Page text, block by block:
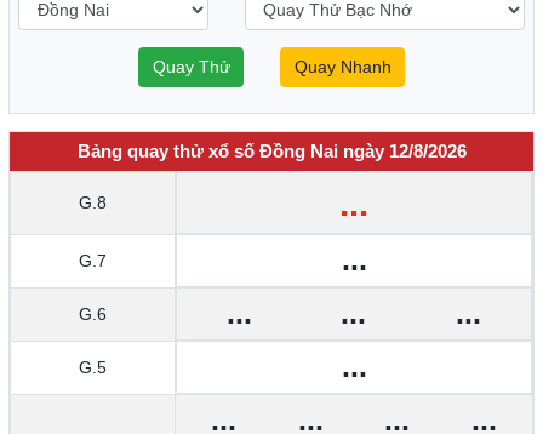
Quay Thử Quay Nhanh
Bảng quay thử xổ số Đồng Nai ngày 12/8/2026
G.8 ...
G.7 ...
G.6 ... ... ...
G.5 ...
... ... ...
...